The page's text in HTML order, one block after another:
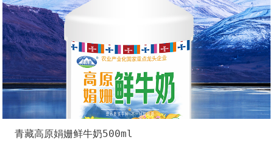
青藏高原娟姗鲜牛奶500ml